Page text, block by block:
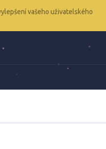
vašeho uživatelského